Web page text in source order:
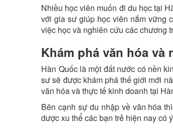
Nhiều học viên muốn đi du học tại
với gia sư giúp học viên nắm vững
việc học và nghiên cứu các chương
Khám phá văn hóa và
Hàn Quốc là một đất nước có nền
sư sẽ được khám phá thế giới mới
văn hóa và thực tế kinh doanh tại
Bên cạnh sự du nhập về văn hóa
dược xu thể các bạn trẻ hiện nay có